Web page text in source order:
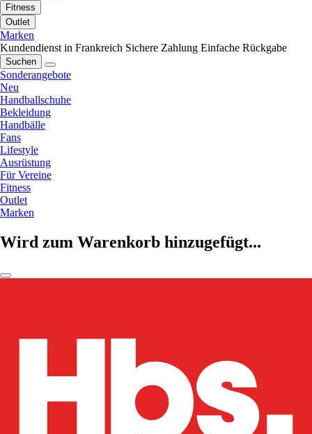
Fitness
Outlet
Marken
Kundendienst in Frankreich Sichere Zahlung Einfache Rückgabe
Suchen
Sonderangebote
Neu
Handballschuhe
Bekleidung
Handbälle
Fans
Lifestyle
Ausrüstung
Für Vereine
Fitness
Outlet
Marken
Wird zum Warenkorb hinzugefügt...